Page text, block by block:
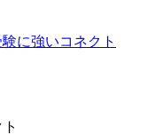
に強いコネクト